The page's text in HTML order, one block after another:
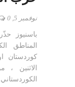
نوفمبر 5, 2020 0
باسنيوز
المناطق
كوردستان
الاثنين